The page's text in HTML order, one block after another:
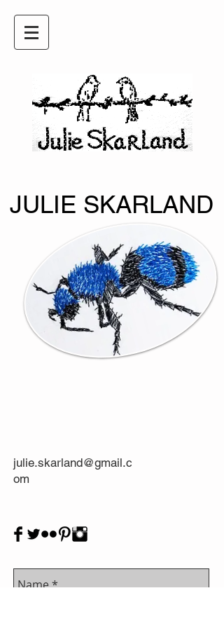
JULIE SKARLAND
julie.skarland@gmail.c
om